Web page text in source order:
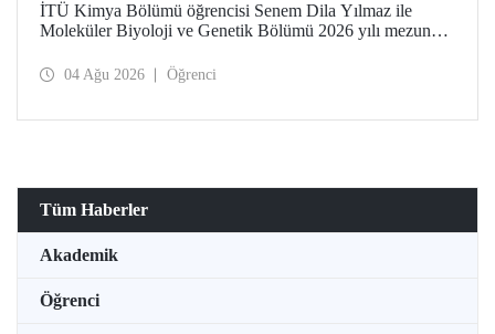
İTÜ Kimya Bölümü öğrencisi Senem Dila Yılmaz ile
Moleküler Biyoloji ve Genetik Bölümü 2026 yılı mezunu
Etkinliklere Katılım Desteği kapsamında 75’inci Lindau
04 Ağu 2026 Öğrenci
Tüm Haberler
Akademik
Öğrenci